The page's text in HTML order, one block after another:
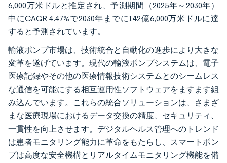
6,000万米ドルと推定され、予測期間（2025年～2030年）
中にCAGR 4.47%で2030年までに142億6,000万米ドルに達
すると予測されています。
輸液ポンプ市場は、技術統合と自動化の進歩により大きな
変革を遂げています。現代の輸液ポンプシステムは、電子
医療記録やその他の医療情報技術システムとのシームレス
な通信を可能にする相互運用性ソフトウェアをますます組
み込んでいます。これらの統合ソリューションは、さまざ
まな医療現場におけるデータ交換の精度、セキュリティ、
一貫性を向上させます。デジタルヘルス管理へのトレンド
は患者モニタリング能力に革命をもたらし、スマートポン
プは高度な安全機構とリアルタイムモニタリング機能を備